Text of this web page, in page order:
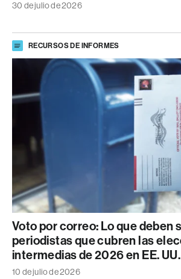
30 de julio de 2026
RECURSOS DE INFORMES
Voto por correo: Lo que deben
periodistas que cubren las
intermedias de 2026 en EE. UU.
10 de julio de 2026